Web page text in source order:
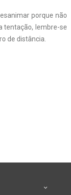
porque não
tentação, lembre-se
de distância.